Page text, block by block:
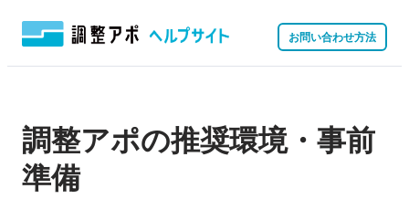
お問い合わせ方法
調整アポの推奨環境・事前
準備